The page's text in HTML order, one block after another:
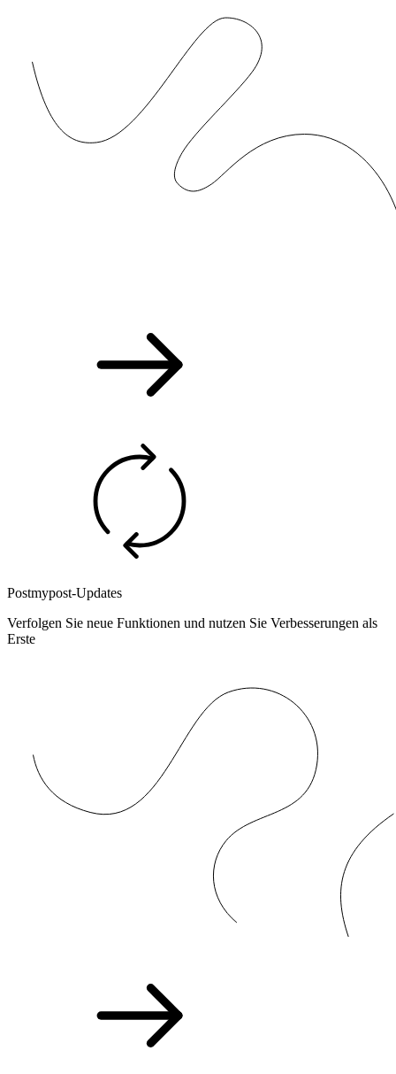
Postmypost-Updates
Verfolgen Sie neue Funktionen und nutzen Sie Verbesserungen als
Erste